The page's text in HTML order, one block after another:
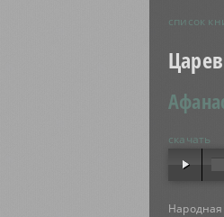
список
скачать